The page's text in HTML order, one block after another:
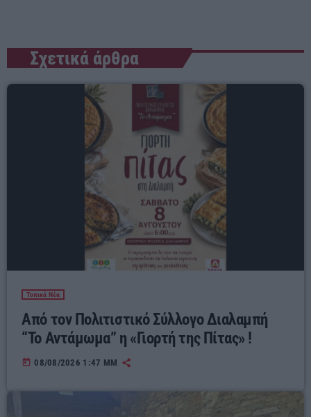
Σχετικά άρθρα
Τοπικά Νέα
Από τον Πολιτιστικό Σύλλογο Διαλαμπή
“Το Αντάμωμα” η «Γιορτή της Πίτας» !
today 08/08/2026 1:47 ΜΜ